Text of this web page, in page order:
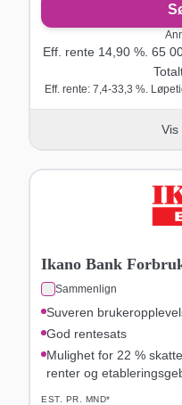
Eff. rente 14,90%. 65
Eff. rente: 7,4-33,3 %.
Vis
Ikano Bank
Sammenlign
Suveren
God rentesats
Mulighet for 22 %
renter og
EST. PR. MND*